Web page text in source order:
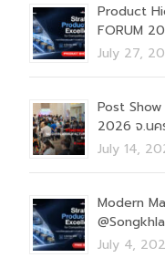
Product
FORUM
July 27,
Post
2026 จ.นค
July 14,
Modern
@Songkhla
July 4,